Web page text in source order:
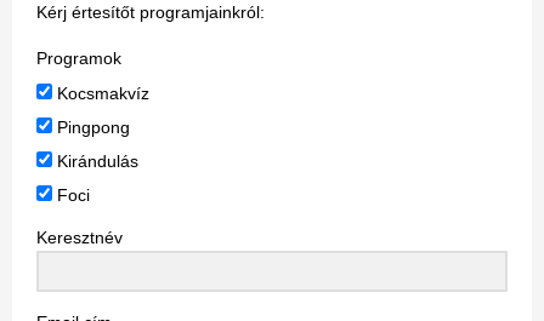
Kérj értesítőt programjainkról:
Programok
Kocsmakvíz
Pingpong
Kirándulás
Foci
Keresztnév